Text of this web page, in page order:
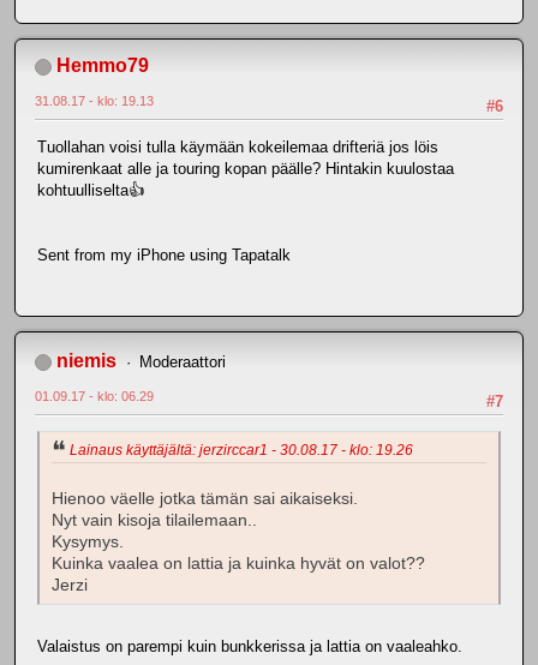
Hemmo79
#6
31.08.17 - klo: 19.13
Tuollahan voisi tulla käymään kokeilemaa drifteriä jos löis
kumirenkaat alle ja touring kopan päälle? Hintakin kuulostaa
kohtuulliselta👍
Sent from my iPhone using Tapatalk
niemis Moderaattori
#7
01.09.17 - klo: 06.29
Lainaus käyttäjältä: jerzirccar1 - 30.08.17 - klo: 19.26
Hienoo väelle jotka tämän sai aikaiseksi.
Nyt vain kisoja tilailemaan..
Kysymys.
Kuinka vaalea on lattia ja kuinka hyvät on valot??
Jerzi
Valaistus on parempi kuin bunkkerissa ja lattia on vaaleahko.